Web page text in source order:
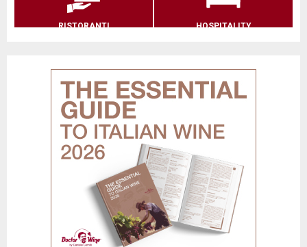
RISTORANTI HOSPITALITY